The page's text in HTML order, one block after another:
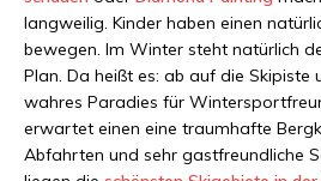
langweilig. Kinder haben einen
bewegen. Im Winter steht natürlich
Plan. Da heißt es: ab auf die Skipiste
wahres Paradies für
erwartet einen eine traumhafte
Abfahrten und sehr gastfreundliche